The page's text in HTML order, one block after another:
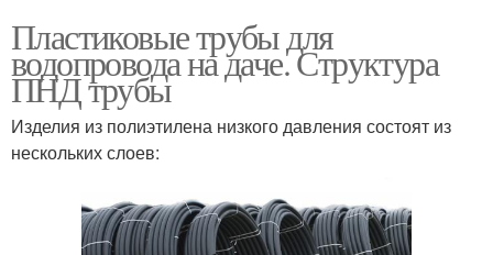
Пластиковые трубы для
водопровода на даче. Структура
ПНД трубы
Изделия из полиэтилена низкого давления состоят из
нескольких слоев: